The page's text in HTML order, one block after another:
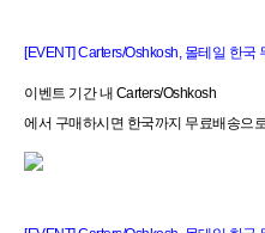
[EVENT] Carters/Oshkosh, 몰테일 한국
이벤트 기간 내 Carters/Oshkosh
에서 구매하시면 한국까지 무료배송으